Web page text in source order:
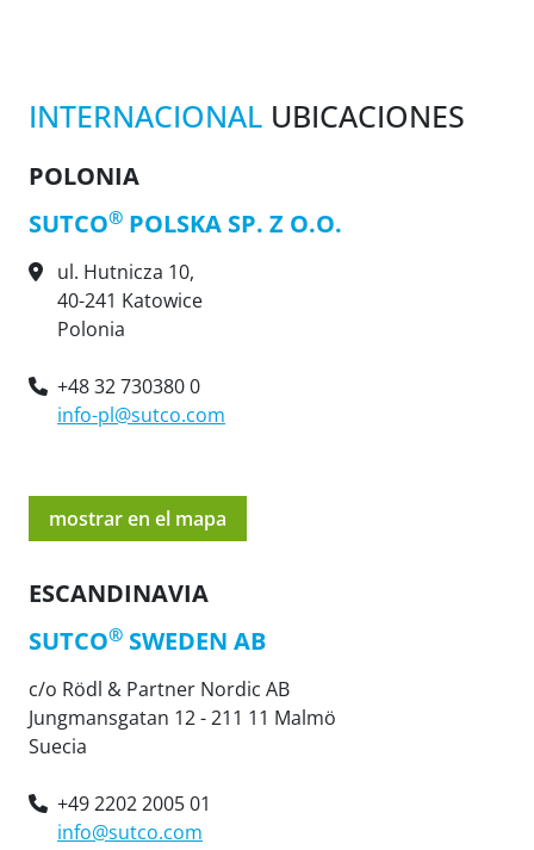
INTERNACIONAL UBICACIONES
POLONIA
SUTCO® POLSKA SP. Z O.O.
ul. Hutnicza 10,
40-241 Katowice
Polonia
+48 32 730380 0
info-pl@sutco.com
mostrar en el mapa
ESCANDINAVIA
SUTCO® SWEDEN AB
c/o Rödl & Partner Nordic AB
Jungmansgatan 12 - 211 11 Malmö
Suecia
+49 2202 2005 01
info@sutco.com